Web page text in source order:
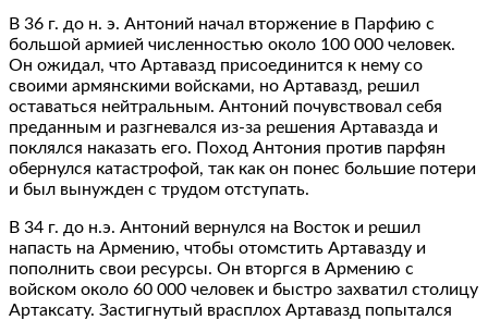
В 36 г. до н. э. Антоний начал вторжение в Парфию с
большой армией численностью около 100 000 человек.
Он ожидал, что Артавазд присоединится к нему со
своими армянскими войсками, но Артавазд, решил
оставаться нейтральным. Антоний почувствовал себя
преданным и разгневался из-за решения Артавазда и
поклялся наказать его. Поход Антония против парфян
обернулся катастрофой, так как он понес большие потери
и был вынужден с трудом отступать.
В 34 г. до н.э. Антоний вернулся на Восток и решил
напасть на Армению, чтобы отомстить Артавазду и
пополнить свои ресурсы. Он вторгся в Армению с
войском около 60 000 человек и быстро захватил столицу
Артаксату. Застигнутый врасплох Артавазд попытался